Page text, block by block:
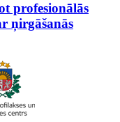
profesionālās
ņirgāšanās